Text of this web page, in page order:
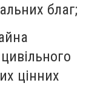
благ;
цінних